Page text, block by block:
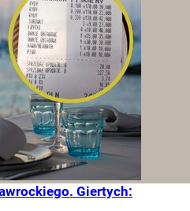
Giertych: